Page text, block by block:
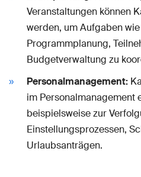
Veranstaltungen können
werden, um Aufgaben
Programmplanung,
Budgetverwaltung zu
Personalmanagement:
im Personalmanagement
beispielsweise zur
Einstellungsprozessen,
Urlaubsanträgen.